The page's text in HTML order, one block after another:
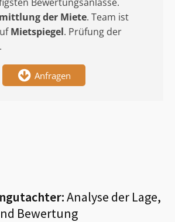
der Miete. Team ist
Mietspiegel. Prüfung der
.
Anfragen
Analyse der Lage,
Bewertung